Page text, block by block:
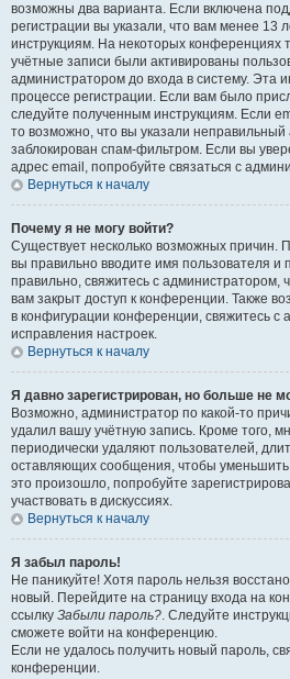
возможны два варианта. Если включена
регистрации вы указали, что вам менее 13
инструкциям. На некоторых конференциях
учётные записи были активированы
администратором до входа в систему. Эта
процессе регистрации. Если вам было
следуйте полученным инструкциям. Если
то возможно, что вы указали
заблокирован спам-фильтром. Если вы
адрес email, попробуйте связаться с
Вернуться к началу
Почему я не могу войти?
Существует несколько возможных причин.
вы правильно вводите имя пользователя
правильно, свяжитесь с администратором,
вам закрыт доступ к конференции. Также
в конфигурации конференции, свяжитесь с
исправления настроек.
Вернуться к началу
Я давно зарегистрирован, но больше не
Возможно, администратор по какой-то
удалил вашу учётную запись. Кроме того,
периодически удаляют пользователей,
оставляющих сообщения, чтобы
это произошло, попробуйте
участвовать в дискуссиях.
Вернуться к началу
Я забыл пароль!
Не паникуйте! Хотя пароль нельзя
новый. Перейдите на страницу входа на
ссылку Забыли пароль?. Следуйте
сможете войти на конференцию.
Если не удалось получить новый пароль,
конференции.